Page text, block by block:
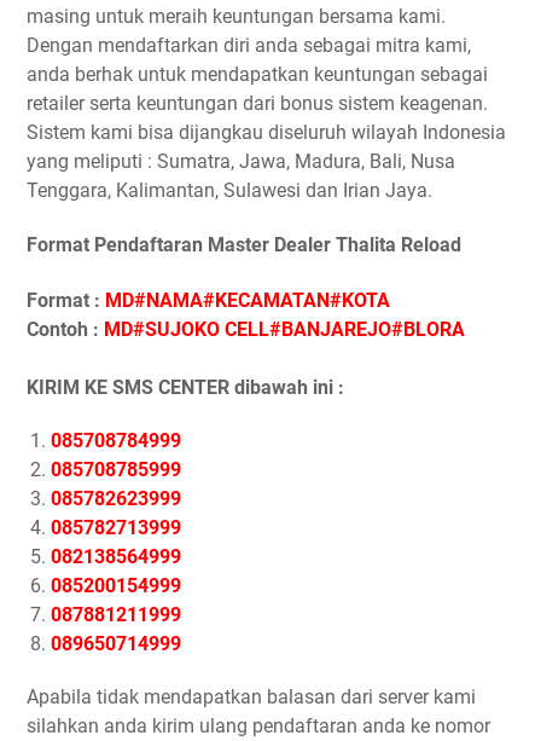
masing untuk meraih keuntungan bersama kami.
Dengan mendaftarkan diri anda sebagai mitra kami,
anda berhak untuk mendapatkan keuntungan sebagai
retailer serta keuntungan dari bonus sistem keagenan.
Sistem kami bisa dijangkau diseluruh wilayah Indonesia
yang meliputi : Sumatra, Jawa, Madura, Bali, Nusa
Tenggara, Kalimantan, Sulawesi dan Irian Jaya.
Format Pendaftaran Master Dealer Thalita Reload
Format : MD#NAMA#KECAMATAN#KOTA
Contoh : MD#SUJOKO CELL#BANJAREJO#BLORA
KIRIM KE SMS CENTER dibawah ini :
085708784999
085708785999
085782623999
085782713999
082138564999
085200154999
087881211999
089650714999
Apabila tidak mendapatkan balasan dari server kami
silahkan anda kirim ulang pendaftaran anda ke nomor